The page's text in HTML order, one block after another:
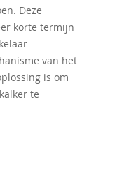
Deze
korte termijn
van het
is om
te